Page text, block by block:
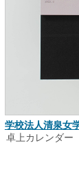
学校法人清泉女
卓上カレンダー